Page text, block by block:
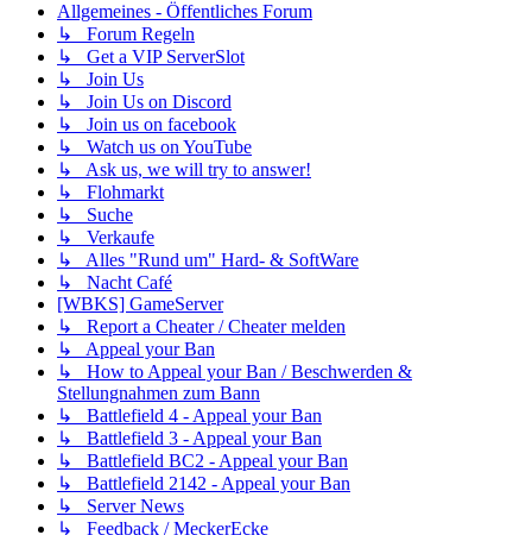
Allgemeines - Öffentliches Forum
↳ Forum Regeln
↳ Get a VIP ServerSlot
↳ Join Us
↳ Join Us on Discord
↳ Join us on facebook
↳ Watch us on YouTube
↳ Ask us, we will try to answer!
↳ Flohmarkt
↳ Suche
↳ Verkaufe
↳ Alles "Rund um" Hard- & SoftWare
↳ Nacht Café
[WBKS] GameServer
↳ Report a Cheater / Cheater melden
↳ Appeal your Ban
↳ How to Appeal your Ban / Beschwerden &
Stellungnahmen zum Bann
↳ Battlefield 4 - Appeal your Ban
↳ Battlefield 3 - Appeal your Ban
↳ Battlefield BC2 - Appeal your Ban
↳ Battlefield 2142 - Appeal your Ban
↳ Server News
↳ Feedback / MeckerEcke